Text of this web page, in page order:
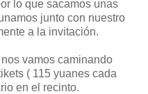
lo que sacamos unas
junto con nuestro
a la invitación.
vamos caminando
( 115 yuanes cada
en el recinto.